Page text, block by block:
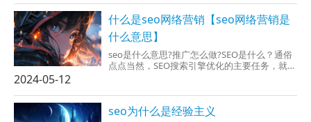
目。最好就是有两套sit...
什么是seo网络营销【seo网络营销是
什么意思】
seo是什么意思?推广怎么做?SEO是什么？通俗
点点当然，SEO搜索引擎优化的主要任务，就是
定地为我们的网站带来大量的廉价...
2024-05-12
seo为什么是经验主义